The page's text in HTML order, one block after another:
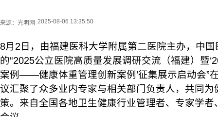
来源： 光明网 2025-08-06 13:35:50
8月2日，由福建医科大学附属第二医院主办，中
的“2025公立医院高质量发展调研交流（福建）暨
案例——健康体重管理创新案例’征集展示启动会”
议汇聚了众多业内专家与相关部门负责人，共同
策。来自全国各地卫生健康行业管理者、专家学